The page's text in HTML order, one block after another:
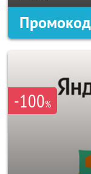
Промокод
-100%